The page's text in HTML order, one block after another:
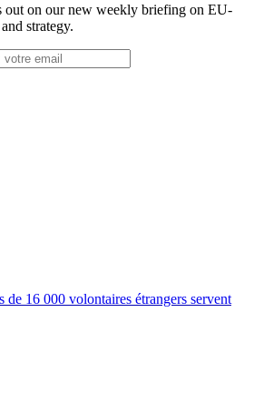
out on our new weekly briefing on EU-
strategy.
de 16 000 volontaires étrangers servent